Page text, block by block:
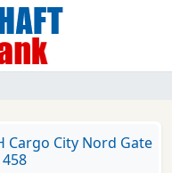
Cargo City Nord Gate